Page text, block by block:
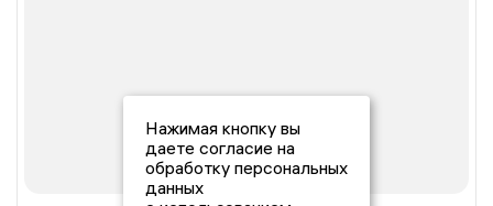
Нажимая кнопку вы
даете согласие на
обработку персональных
данных